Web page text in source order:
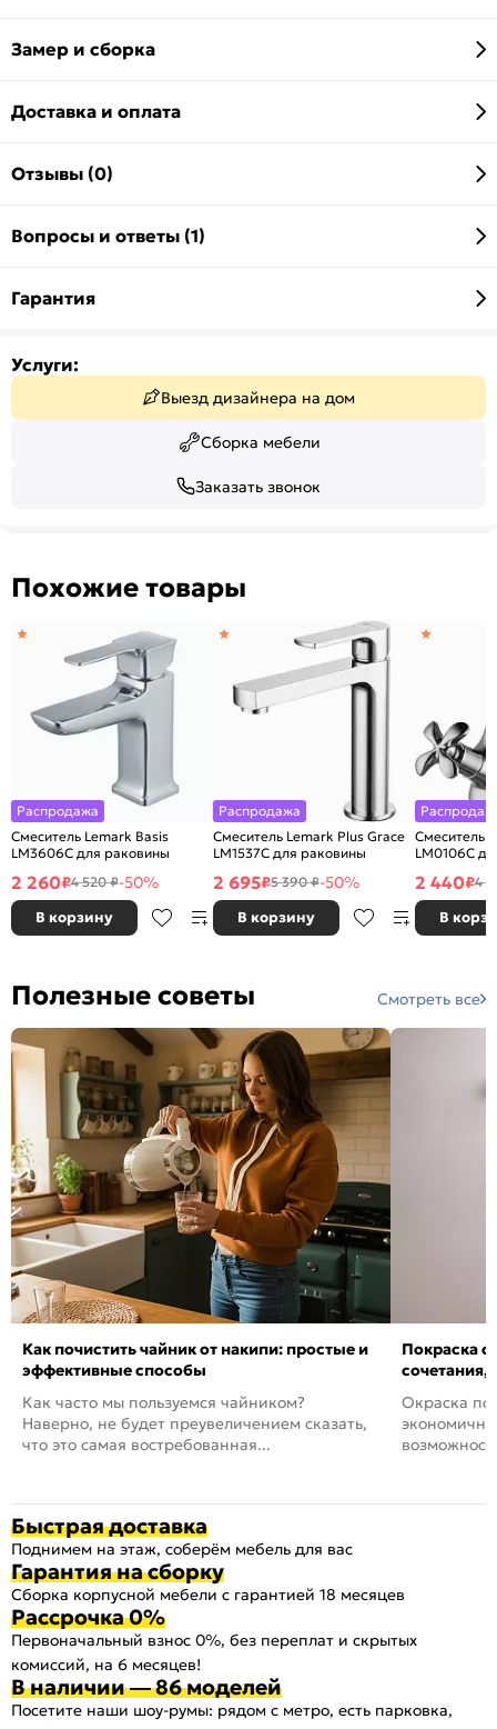
Замер и сборка
Доставка и оплата
Отзывы (0)
Вопросы и ответы (1)
Гарантия
Услуги:
Выезд дизайнера на дом
Сборка мебели
Заказать звонок
Похожие товары
Распродажа
Смеситель Lemark Basis
LM3606C для раковины
2 260₽4 520 ₽-50%
В корзину
Распродажа
Смеситель Lemark Plus Grace
LM1537C для раковины
2 695₽5 390 ₽-50%
В корзину
Смеситель
LM0106C
2 440₽4
В
Полезные советы Смотреть все
Как почистить чайник от накипи: простые и
эффективные способы
Как часто мы пользуемся чайником?
Наверно, не будет преувеличением сказать,
что это самая востребованная...
Покраска
сочетания,
Окраска
Быстрая доставка
Поднимем на этаж, соберём мебель для вас
Гарантия на сборку
Сборка корпусной мебели с гарантией 18 месяцев
Рассрочка 0%
Первоначальный взнос 0%, без переплат и скрытых
комиссий, на 6 месяцев!
В наличии — 86 моделей
Посетите наши шоу-румы: рядом с метро, есть парковка,